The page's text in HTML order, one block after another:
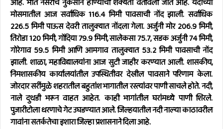
आहे. भात नर्सरींचे नुकसान होण्याची शक्यता वर्तविली जात आहे. यंदाच्या
मोसमातील आज सर्वाधिक 116.4 मिमी पावसाची नोंद झाली.सर्वाधिक
226.5 मिमी पाऊस देवरी तालुक्यात नोंदला गेला. अर्जुनी मोर 206.9 मिमी,
तिरोडा 120 मिमी, गोंदिया 79.9 मिमी, सालेकसा 75.7, सडक अर्जुनी 74 मिमी,
गोरेगाव 59.5 मिमी आणि आमगाव तालुक्यात 53.2 मिमी पावसाची नोंद
झाली. शाळा, महाविद्यालयांना आज सुटी जाहीर करण्यात आली. शासकीय,
निमशासकीय कार्यालयांतील उपस्थितीवर देखील पावसाने परिणाम केला.
जोरदार सरींमुळे शहरातील बहुतांश भागातील रस्त्यांवर पाणी साचले होते. नदी,
नाले दुथडी भरून वाहत आहेत. काही भागांतील घरांमध्ये पाणी शिरले.
पुजारीटोला धरणाचे गेट उघडण्यात आले. जिल्हयातील नदी नाल्या काठावरील
गावांना सतर्कतेचा इशारा जिल्हा प्रशासनाने दिला आहे.